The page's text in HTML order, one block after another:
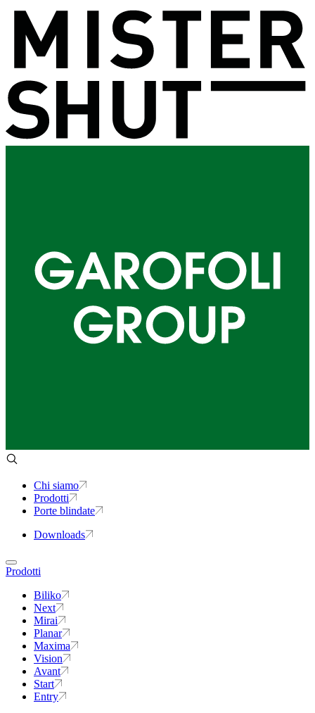
Chi siamo
Prodotti
Porte blindate
Downloads
Prodotti
Biliko
Next
Mirai
Planar
Maxima
Vision
Avant
Start
Entry